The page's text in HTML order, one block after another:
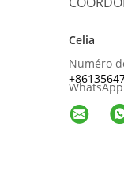
Celia
Numéro